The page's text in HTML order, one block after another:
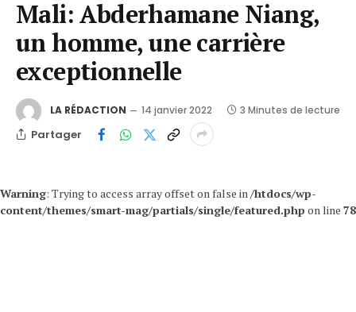
Mali: Abderhamane Niang,
un homme, une carrière
exceptionnelle
LA RÉDACTION 14 janvier 2022 3 Minutes de lecture
Partager
Warning: Trying to access array offset on false in/htdocs/wp-
content/themes/smart-mag/partials/single/featured.php on line 78